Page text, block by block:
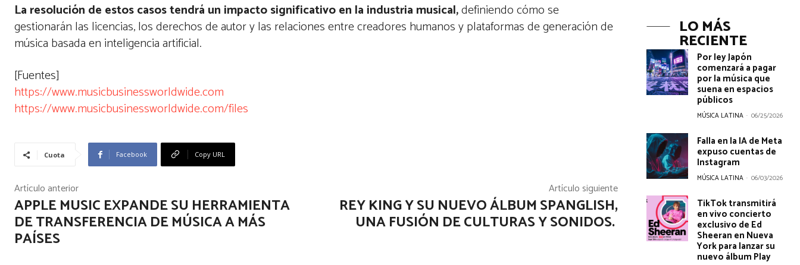
La resolución de estos casos tendrá un impacto significativo en la industria musical,definiendo cómo se
gestionarán las licencias, los derechos de autor y las relaciones entre creadores humanos y plataformas de generación de
música basada en inteligencia artificial.
[Fuentes]
https://www.musicbusinessworldwide.com
https://www.musicbusinessworldwide.com/files
Cuota Facebook Copy URL
Artículo anterior
APPLE MUSIC EXPANDE SU HERRAMIENTA
DE TRANSFERENCIA DE MÚSICA A MÁS
PAÍSES
Artículo siguiente
REY KING Y SU NUEVO ÁLBUM SPANGLISH,
UNA FUSIÓN DE CULTURAS Y SONIDOS.
LO MÁS
RECIENTE
Por ley Japón
comenzará a pagar
por la música que
suena en espacios
públicos
MÚSICA LATINA - 06/25/2026
Falla en la IA de Meta
expuso cuentas de
Instagram
MÚSICA LATINA - 06/03/2026
TikTok transmitirá
en vivo concierto
exclusivo de Ed
Sheeran en Nueva
York para lanzar su
nuevo álbum Play